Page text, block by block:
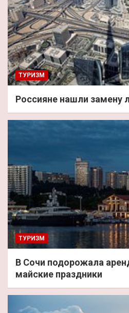
ТУРИЗМ
Россияне нашли замену
ТУРИЗМ
В Сочи подорожала
майские праздники